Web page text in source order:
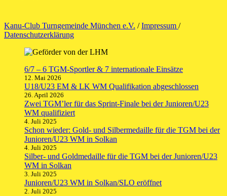
Kanu-Club Turngemeinde München e.V. /Impressum /
Datenschutzerklärung
6/7 – 6 TGM-Sportler & 7 internationale Einsätze
12. Mai 2026
U18/U23 EM & LK WM Qualifikation abgeschlossen
26. April 2026
Zwei TGM’ler für das Sprint-Finale bei der Junioren/U23
WM qualifiziert
4. Juli 2025
Schon wieder: Gold- und Silbermedaille für die TGM bei der
Junioren/U23 WM in Solkan
4. Juli 2025
Silber- und Goldmedaille für die TGM bei der Junioren/U23
WM in Solkan
3. Juli 2025
Junioren/U23 WM in Solkan/SLO eröffnet
2. Juli 2025